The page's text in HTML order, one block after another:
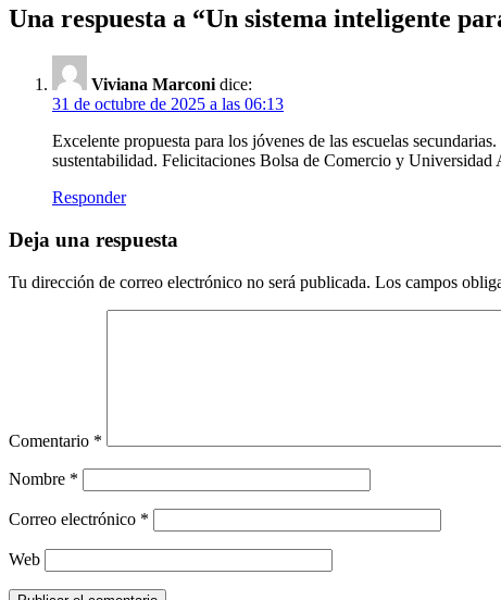
Una respuesta a “Un sistema inteligente
Viviana Marconi dice:
31 de octubre de 2025 a las 06:13
Excelente propuesta para los jóvenes de las escuelas
sustentabilidad. Felicitaciones Bolsa de Comercio y
Responder
Deja una respuesta
Tu dirección de correo electrónico no será publicada. Los campos
Comentario *
Nombre *
Correo electrónico *
Web